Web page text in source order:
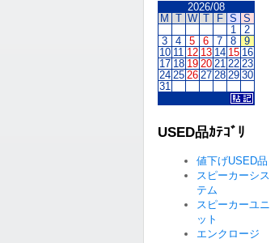
2026/08
M
T W T F S S
1
2
3
4 5 6 7 8
9
10 11 12 13 14 15 16
17 18 19 20 21 22 23
24 25 26 27 28 29 30
31
USED品ｶﾃｺﾞﾘ
値下げUSED品
スピーカーシス
テム
スピーカーユニ
ット
エンクロージ